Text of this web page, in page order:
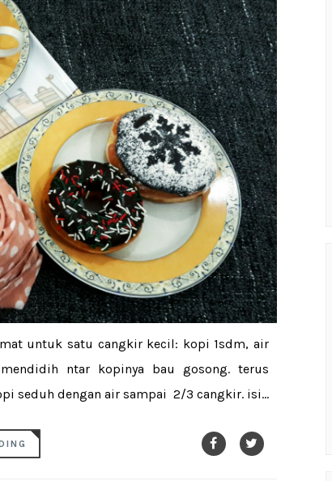
untuk satu cangkir kecil: kopi 1sdm, air
ntar kopinya bau gosong. terus
seduh dengan air sampai 2/3 cangkir. isi...